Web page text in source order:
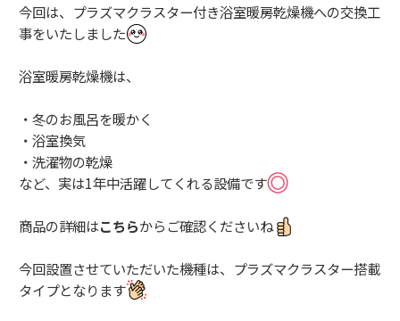
今回は、プラズマクラスター付き浴室暖房乾燥機への交換工
事をいたしました
浴室暖房乾燥機は、
・冬のお風呂を暖かく
・浴室換気
・洗濯物の乾燥
など、実は1年中活躍してくれる設備です
商品の詳細はこちらからご確認くださいね
今回設置させていただいた機種は、プラズマクラスター搭載
タイプとなります